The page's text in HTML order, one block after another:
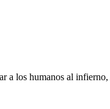
a los humanos al